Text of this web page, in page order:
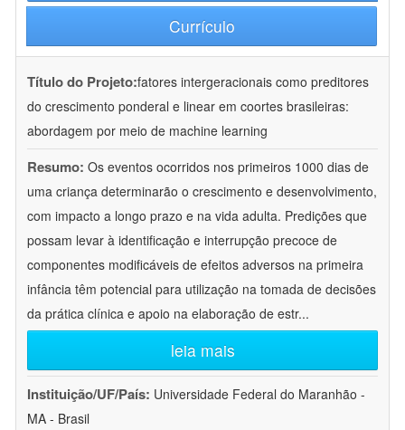
Currículo
Título do Projeto:fatores intergeracionais como preditores
do crescimento ponderal e linear em coortes brasileiras:
abordagem por meio de machine learning
Resumo: Os eventos ocorridos nos primeiros 1000 dias de
uma criança determinarão o crescimento e desenvolvimento,
com impacto a longo prazo e na vida adulta. Predições que
possam levar à identificação e interrupção precoce de
componentes modificáveis de efeitos adversos na primeira
infância têm potencial para utilização na tomada de decisões
da prática clínica e apoio na elaboração de estr...
leia mais
Instituição/UF/País: Universidade Federal do Maranhão -
MA - Brasil